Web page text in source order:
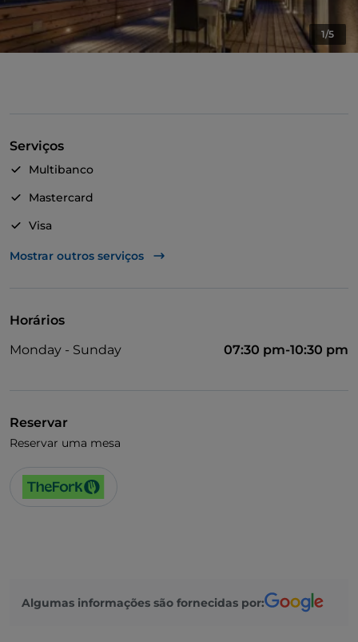
1/5
Serviços
Multibanco
Mastercard
Visa
Acesso para pessoas com deficiência
Mostrar outros serviços
Horários
Monday - Sunday
07:30 pm-10:30 pm
Reservar
Reservar uma mesa
Algumas informações são fornecidas por: